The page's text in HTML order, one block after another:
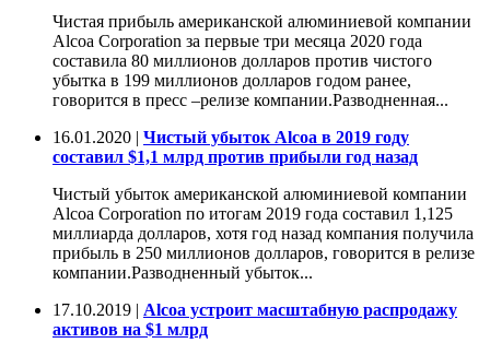
Чистая прибыль американской алюминиевой компании
Alcoa Corporation за первые три месяца 2020 года
составила 80 миллионов долларов против чистого
убытка в 199 миллионов долларов годом ранее,
говорится в пресс –релизе компании.Разводненная...
16.01.2020 | Чистый убыток Alcoa в 2019 году
составил $1,1 млрд против прибыли год назад
Чистый убыток американской алюминиевой компании
Alcoa Corporation по итогам 2019 года составил 1,125
миллиарда долларов, хотя год назад компания получила
прибыль в 250 миллионов долларов, говорится в релизе
компании.Разводненный убыток...
17.10.2019 | Alcoa устроит масштабную распродажу
активов на $1 млрд